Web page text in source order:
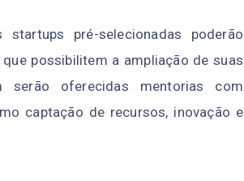
pré-selecionadas poderão
possibilitem a ampliação de suas
serão oferecidas mentorias com
captação de recursos, inovação e